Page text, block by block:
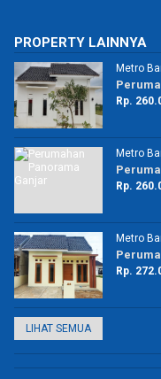
PROPERTY LAINNYA
Metro
Rp.
Metro
Rp.
Metro
Rp.
LIHAT SEMUA